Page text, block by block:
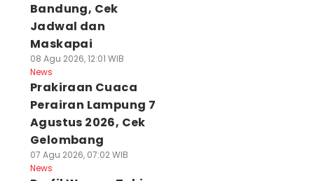
Bandung, Cek
Jadwal dan
Maskapai
08 Agu 2026, 12:01 WIB
News
Prakiraan Cuaca
Perairan Lampung 7
Agustus 2026, Cek
Gelombang
07 Agu 2026, 07:02 WIB
News